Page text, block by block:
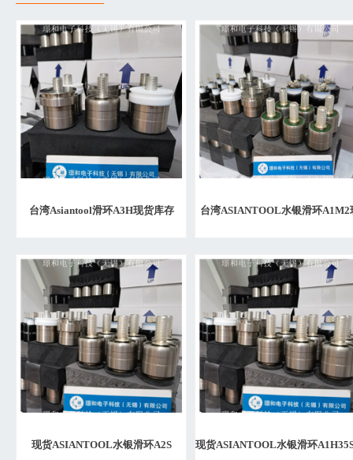
台湾Asiantool滑环A3H现货库存 台湾ASIANTOOL水银滑环A1M2
现货ASIANTOOL水银滑环A2S 现货ASIANTOOL水银滑环